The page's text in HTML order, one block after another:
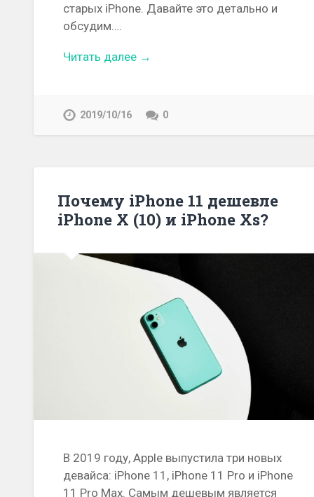
старых iPhone. Давайте это детально и
обсудим….
Читать далее →
2019/10/16 0
Почему iPhone 11 дешевле
iPhone X (10) и iPhone Xs?
В 2019 году, Apple выпустила три новых
девайса: iPhone 11, iPhone 11 Pro и iPhone
11 Pro Max. Самым дешевым является